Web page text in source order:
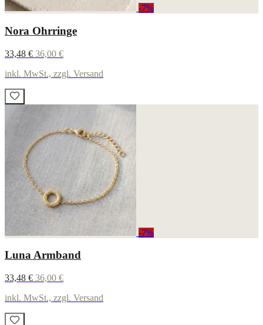
-7%
Nora Ohrringe
33,48 € 36,00 €
inkl. MwSt., zzgl. Versand
-7%
Luna Armband
33,48 € 36,00 €
inkl. MwSt., zzgl. Versand